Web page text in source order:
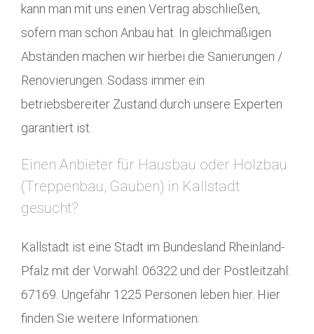
kann man mit uns einen Vertrag abschließen,
sofern man schon Anbau hat. In gleichmäßigen
Abständen machen wir hierbei die Sanierungen /
Renovierungen. Sodass immer ein
betriebsbereiter Zustand durch unsere Experten
garantiert ist.
Einen Anbieter für Hausbau oder Holzbau
(Treppenbau, Gauben) in Kallstadt
gesucht?
Kallstadt ist eine Stadt im Bundesland Rheinland-
Pfalz mit der Vorwahl: 06322 und der Postleitzahl:
67169. Ungefähr 1225 Personen leben hier. Hier
finden Sie weitere Informationen: